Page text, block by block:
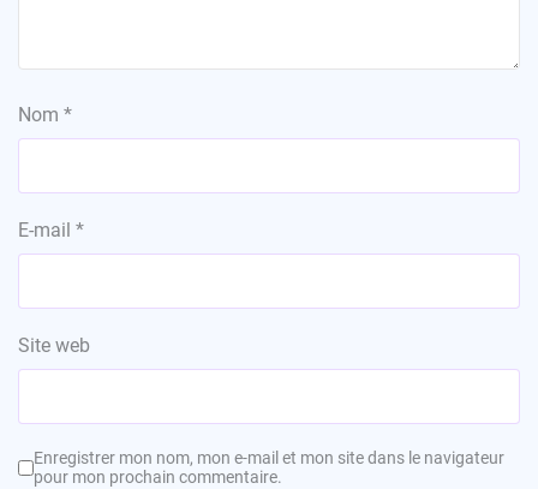
Nom *
E-mail *
Site web
Enregistrer mon nom, mon e-mail et mon site dans le navigateur
pour mon prochain commentaire.